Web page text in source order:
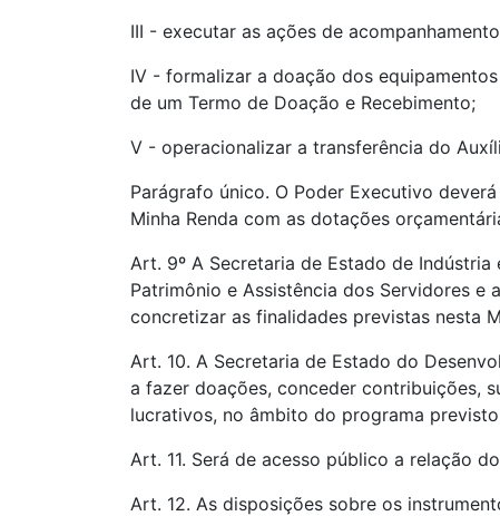
III - executar as ações de
IV - formalizar a doação dos
de um Termo de Doação e Recebimento;
V - operacionalizar a transferência do
Parágrafo único. O Poder Executivo
Minha Renda com as dotações
Art. 9º A Secretaria de Estado de
Patrimônio e Assistência dos Servidores
concretizar as finalidades previstas nesta
Art. 10. A Secretaria de Estado do
a fazer doações, conceder contribuições,
lucrativos, no âmbito do programa
Art. 11. Será de acesso público a relação
Art. 12. As disposições sobre os